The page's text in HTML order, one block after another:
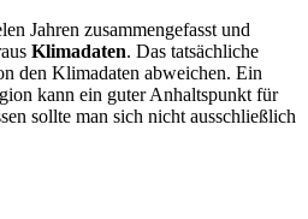
Jahren zusammengefasst und
Klimadaten. Das tatsächliche
den Klimadaten abweichen. Ein
kann ein guter Anhaltspunkt für
sollte man sich nicht ausschließlich